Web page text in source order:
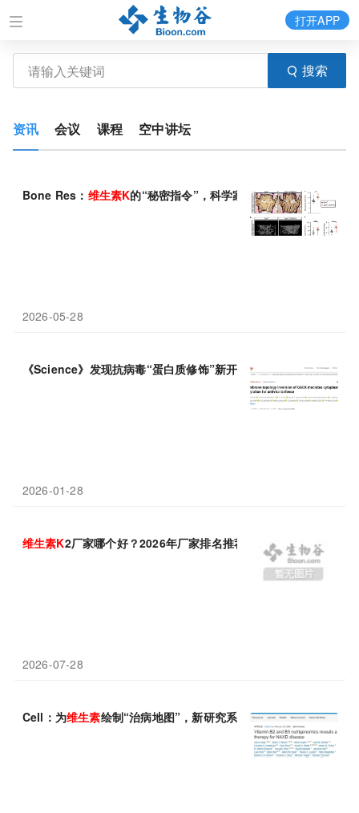
搜索
打开APP
资讯 会议 课程 空中讲坛
Bone Res： 维生素K的“秘密指令”，科学家发现骨骼代谢新开关
2026-05-28
《Science》发现抗病毒“蛋白质修饰”新开关， 水平是关
2026-01-28
维生素K2厂家哪个好？2026年厂家排名推荐榜揭晓，乐斯福诺斯
2026-07-28
Cell：为维生素绘制“治病地图”，新研究系统性挖掘维生素潜力，